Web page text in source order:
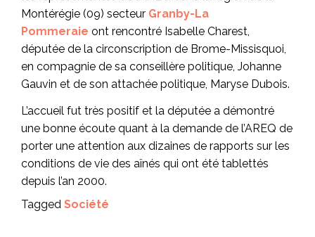
Montérégie (09) secteur Granby-La
Pommeraie ont rencontré Isabelle Charest,
députée de la circonscription de Brome-Missisquoi,
en compagnie de sa conseillère politique, Johanne
Gauvin et de son attachée politique, Maryse Dubois.
L’accueil fut très positif et la députée a démontré
une bonne écoute quant à la demande de l’AREQ de
porter une attention aux dizaines de rapports sur les
conditions de vie des aînés qui ont été tablettés
depuis l’an 2000.
Tagged Société